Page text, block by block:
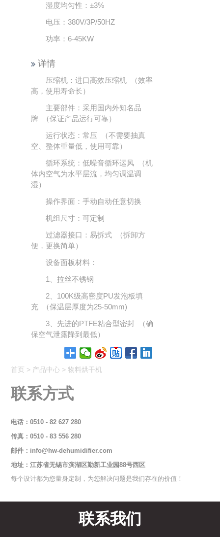
湿度均匀性：±3%
电压：380V/3P/50HZ
功率：6-45KW
详情
压缩机：进口高效压缩机 （效率
高，使用寿命长）
主要部件：采用国内外知名品
牌 （保证产品运行可靠）
运行状态：常压 （不需要抽真
空、整体重量低，使用可靠）
循环系统：低噪音循环运风 （机
体内空气为水平层流，均匀调温调
湿）
操作界面：手动自动任意切换
机组尺寸：可定制
过滤器接口：易拆式 （拆卸方
便，更换简单）
设备面板材料：
1、拉丝不锈钢
2、100K级高密度PU发泡板填
充 （保温层厚度为25-50mm)
3、先进的PTFE粘合型密封 （确
保空气泄露降到最低）
首页 > 产品中心 >物料烘干机
联系方式
电话：0510 - 82 627 280
传真：0510 - 83 556 280
邮件： info@hw-dehumidifier.com
地址：江苏省无锡市滨湖区勤新工业园88号西区
每个设计都为您量身定制，为您解决问题是我们存在的价值！
联系我们